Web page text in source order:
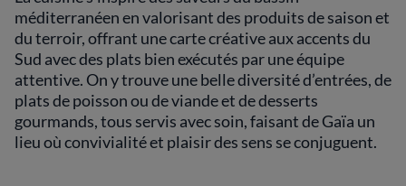
méditerranéen en valorisant des produits de saison et
du terroir, offrant une carte créative aux accents du
Sud avec des plats bien exécutés par une équipe
attentive. On y trouve une belle diversité d’entrées, de
plats de poisson ou de viande et de desserts
gourmands, tous servis avec soin, faisant de Gaïa un
lieu où convivialité et plaisir des sens se conjuguent.